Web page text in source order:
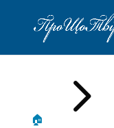
🏠 5